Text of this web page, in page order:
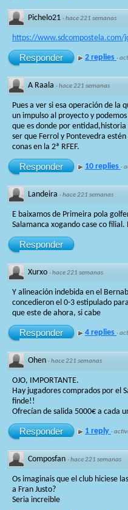
Pichelo21 ·hace 221 semanas
https://www.sdcompostela.com/
Responder 2 replies ·
A Raala ·hace 221 semanas
Pues a ver si esa operación de la
un impulso al proyecto y
que es donde por
ser que Ferrol y Pontevedra
conas en la 2ª RFEF.
Responder 10 replies ·
Landeira ·hace 221 semanas
E baixamos de Primeira pola
Salamanca xogando case co filial.
Responder
Xurxo ·hace 221 semanas
Y alineación indebida en el
concedieron el 0-3 estipulado
que este de ahora, si cabe
Responder 4 replies ·
Ohen ·hace 221 semanas
OJO, IMPORTANTE.
Hay jugadores comprados por el
finde!!
Ofrecían de salida 5000€ a cada
Responder 1 reply ·
Composfan ·hace 221 semanas
Os imaginais que el club hiciese
a Fran Justo?
Seria increible